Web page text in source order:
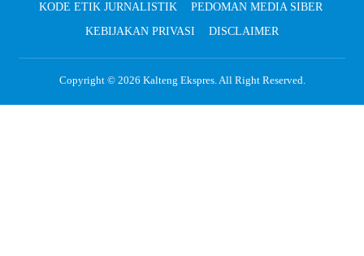
KODE ETIK JURNALISTIK
PEDOMAN MEDIA SIBER
KEBIJAKAN PRIVASI
DISCLAIMER
Copyright © 2026 Kalteng Ekspres. All Right Reserved.